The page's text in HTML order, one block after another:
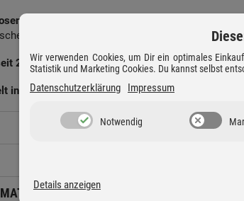
Farben
Farben Schwarz und Weiß oder greife zu
2006
in Bishop's Stortford, Vereinigtes Königreich (UK)
Wir verwenden Cookies, um Dir ein optimales
Statistik und Marketing Cookies. Du kannst selbst
Datenschutzerklärung Impressum
Notwendig
Details anzeigen